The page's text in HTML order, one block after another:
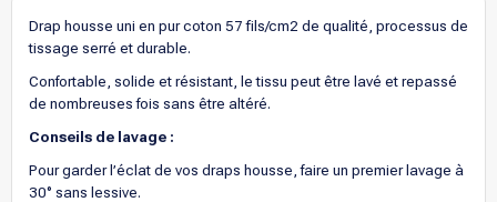
Drap housse uni en pur coton 57 fils/cm2 de qualité, processus de
tissage serré et durable.
Confortable, solide et résistant, le tissu peut être lavé et repassé
de nombreuses fois sans être altéré.
Conseils de lavage :
Pour garder l’éclat de vos draps housse, faire un premier lavage à
30° sans lessive.